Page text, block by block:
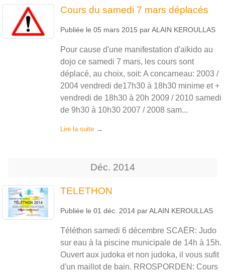
Cours du samedi 7 mars déplacés
Publiée le 05 mars 2015 parALAIN KEROULLAS
Pour cause d'une manifestation d'aïkido au
dojo ce samedi 7 mars, les cours sont
déplacé, au choix, soit: A concarneau: 2003 /
2004 vendredi de17h30 à 18h30 minime et +
vendredi de 18h30 à 20h 2009 / 2010 samedi
de 9h30 à 10h30 2007 / 2008 sam...
Lire la suite
Déc. 2014
TELETHON
Publiée le 01 déc. 2014 parALAIN KEROULLAS
Téléthon samedi 6 décembre SCAËR: Judo
sur eau à la piscine municipale de 14h à 15h.
Ouvert aux judoka et non judoka, il vous sufit
d'un maillot de bain. RROSPORDEN: Cours